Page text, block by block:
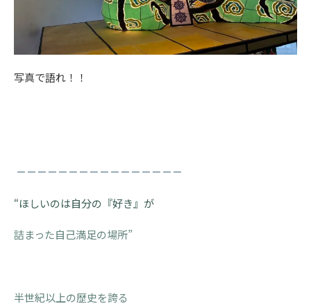
写真で語れ！！
－－－－－－－－－－－－－－－－
“ほしいのは自分の『好き』が
詰まった自己満足の場所”
半世紀以上の歴史を誇る